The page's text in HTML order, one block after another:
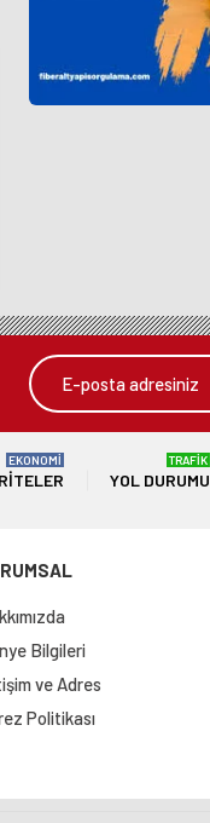
EKONOMİ
YOL DURUMU
TRAFİK
Bilgileri
ve Adres
Politikası